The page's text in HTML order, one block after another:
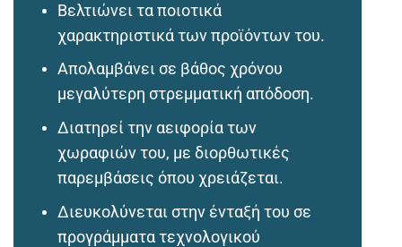
Βελτιώνει τα ποιοτικά
χαρακτηριστικά των προϊόντων του.
Απολαμβάνει σε βάθος χρόνου
μεγαλύτερη στρεμματική απόδοση.
Διατηρεί την αειφορία των
χωραφιών του, με διορθωτικές
παρεμβάσεις όπου χρειάζεται.
Διευκολύνεται στην ένταξή του σε
προγράμματα τεχνολογικού